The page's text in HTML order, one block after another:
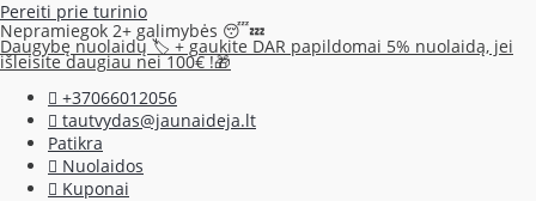
Pereiti prie turinio
Nepramiegok 2+ galimybės 😴💤
Daugybę nuolaidų 🏷️ + gaukite DAR papildomai 5% nuolaidą, jei
išleisite daugiau nei 100€ !🎁
+37066012056
tautvydas@jaunaideja.lt
Patikra
Nuolaidos
Kuponai